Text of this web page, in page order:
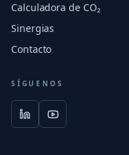
Calculadora de CO₂
Sinergias
Contacto
SÍGUENOS